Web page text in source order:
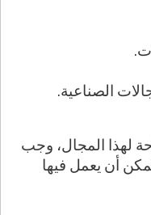
الصناعية.
لهذا المجال، وجب
أن يعمل فيها